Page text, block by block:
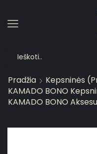
Pradžia
Kepsninės
KAMADO BONO
KAMADO BONO